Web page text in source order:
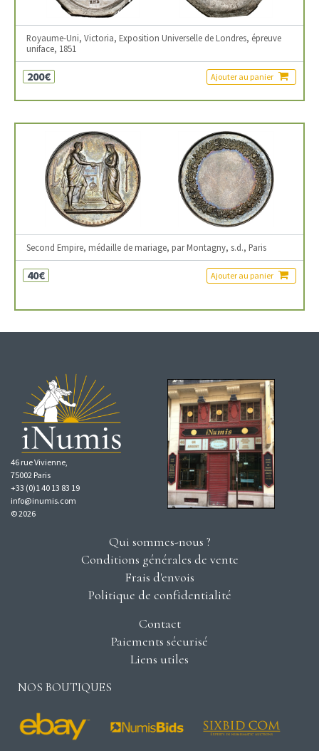
Royaume-Uni, Victoria, Exposition Universelle de Londres, épreuve
uniface, 1851
200€ Ajouter au panier
Second Empire, médaille de mariage, par Montagny, s.d., Paris
40€ Ajouter au panier
46 rue Vivienne,
75002 Paris
+33 (0)1 40 13 83 19
info@inumis.com
© 2026
Qui sommes-nous ?
Conditions générales de vente
Frais d'envois
Politique de confidentialité
Contact
Paiements sécurisé
Liens utiles
NOS BOUTIQUES